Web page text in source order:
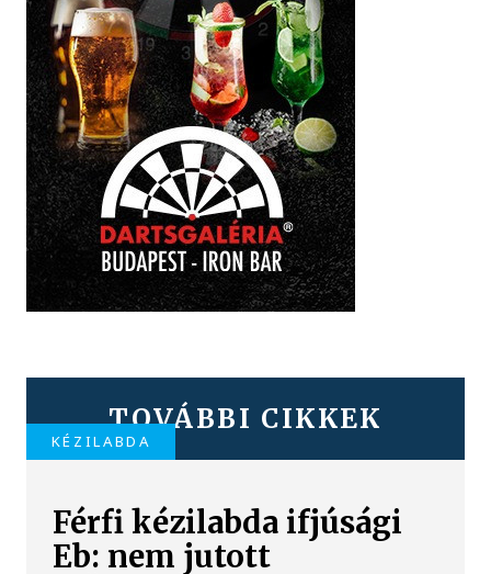
TOVÁBBI CIKKEK
KÉZILABDA
Férfi kézilabda ifjúsági
Eb: nem jutott